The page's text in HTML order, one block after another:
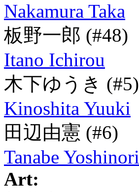
Nakamura Taka
板野一郎 (#48)
Itano Ichirou
木下ゆうき (#5)
Kinoshita Yuuki
田辺由憲 (#6)
Tanabe Yoshinori
Art: